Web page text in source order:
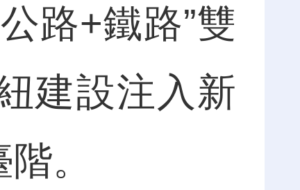
路+鐵路”雙
建設注入新
。